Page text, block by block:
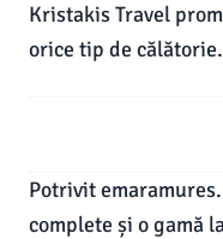
Kristakis Travel
orice tip de călătorie.
Potrivit
complete și o gamă